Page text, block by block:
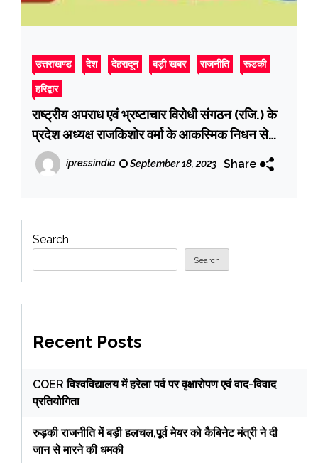
उत्तराखण्ड देश देहरादून बड़ी खबर राजनीति रूडकी
हरिद्वार
राष्ट्रीय अपराध एवं भ्रष्टाचार विरोधी संगठन (रजि.) के
प्रदेश अध्यक्ष राजकिशोर वर्मा के आकस्मिक निधन से
क्षेत्र में शोक की लहर
ipressindia September 18, 2023 Share
Search
Search
Recent Posts
COER विश्वविद्यालय में हरेला पर्व पर वृक्षारोपण एवं वाद-विवाद
प्रतियोगिता
रुड़की राजनीति में बड़ी हलचल,पूर्व मेयर को कैबिनेट मंत्री ने दी
जान से मारने की धमकी